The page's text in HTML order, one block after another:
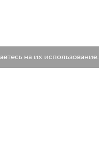
на их использование.